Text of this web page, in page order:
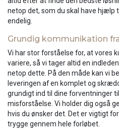
netop det, som du skal have hjælp
endelig.
Grundig kommunikation
Vi har stor forståelse for, at vores
variere, så vi tager altid en
netop dette. På den måde kan vi
leveringen af en komplet og
grundigt ind til dine forventninger
misforståelse. Vi holder dig også
hvis du ønsker det. Det er vigtigt
trygge gennem hele forløbet.